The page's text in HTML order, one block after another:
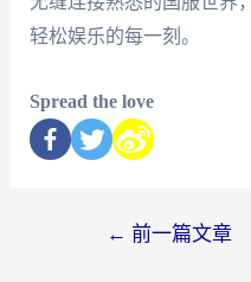
轻松娱乐的每一刻。
Spread the love
← 前一篇文章